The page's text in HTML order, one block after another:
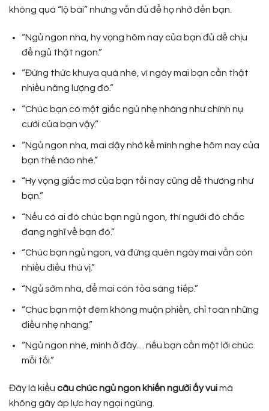
không quá “lộ bài” nhưng vẫn đủ để họ nhớ đến bạn.
“Ngủ ngon nha, hy vọng hôm nay của bạn đủ dễ chịu
để ngủ thật ngon.”
“Đừng thức khuya quá nhé, vì ngày mai bạn cần thật
nhiều năng lượng đó.”
“Chúc bạn có một giấc ngủ nhẹ nhàng như chính nụ
cười của bạn vậy.”
“Ngủ ngon nha, mai dậy nhớ kể mình nghe hôm nay của
bạn thế nào nhé.”
“Hy vọng giấc mơ của bạn tối nay cũng dễ thương như
bạn.”
“Nếu có ai đó chúc bạn ngủ ngon, thì người đó chắc
đang nghĩ về bạn đó.”
“Chúc bạn ngủ ngon, và đừng quên ngày mai vẫn còn
nhiều điều thú vị.”
“Ngủ sớm nha, để mai còn tỏa sáng tiếp.”
“Chúc bạn một đêm không muộn phiền, chỉ toàn những
điều nhẹ nhàng.”
“Ngủ ngon nhé, mình ở đây… nếu bạn cần một lời chúc
mỗi tối.”
Đây là kiểu câu chúc ngủ ngon khiến người ấy vuimà
không gây áp lực hay ngại ngùng.